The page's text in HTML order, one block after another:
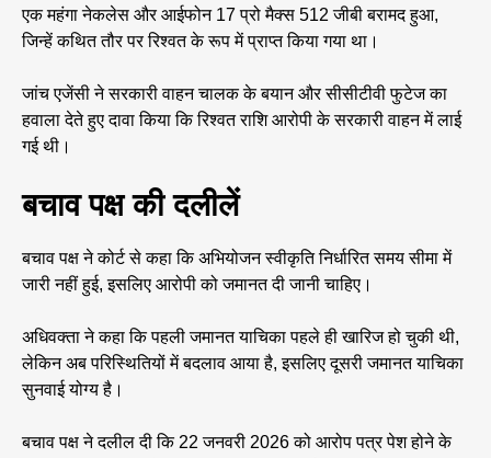
एक महंगा नेकलेस और आईफोन 17 प्रो मैक्स 512 जीबी बरामद हुआ,
जिन्हें कथित तौर पर रिश्वत के रूप में प्राप्त किया गया था।
जांच एजेंसी ने सरकारी वाहन चालक के बयान और सीसीटीवी फुटेज का
हवाला देते हुए दावा किया कि रिश्वत राशि आरोपी के सरकारी वाहन में लाई
गई थी।
बचाव पक्ष की दलीलें
बचाव पक्ष ने कोर्ट से कहा कि अभियोजन स्वीकृति निर्धारित समय सीमा में
जारी नहीं हुई, इसलिए आरोपी को जमानत दी जानी चाहिए।
अधिवक्ता ने कहा कि पहली जमानत याचिका पहले ही खारिज हो चुकी थी,
लेकिन अब परिस्थितियों में बदलाव आया है, इसलिए दूसरी जमानत याचिका
सुनवाई योग्य है।
बचाव पक्ष ने दलील दी कि 22 जनवरी 2026 को आरोप पत्र पेश होने के